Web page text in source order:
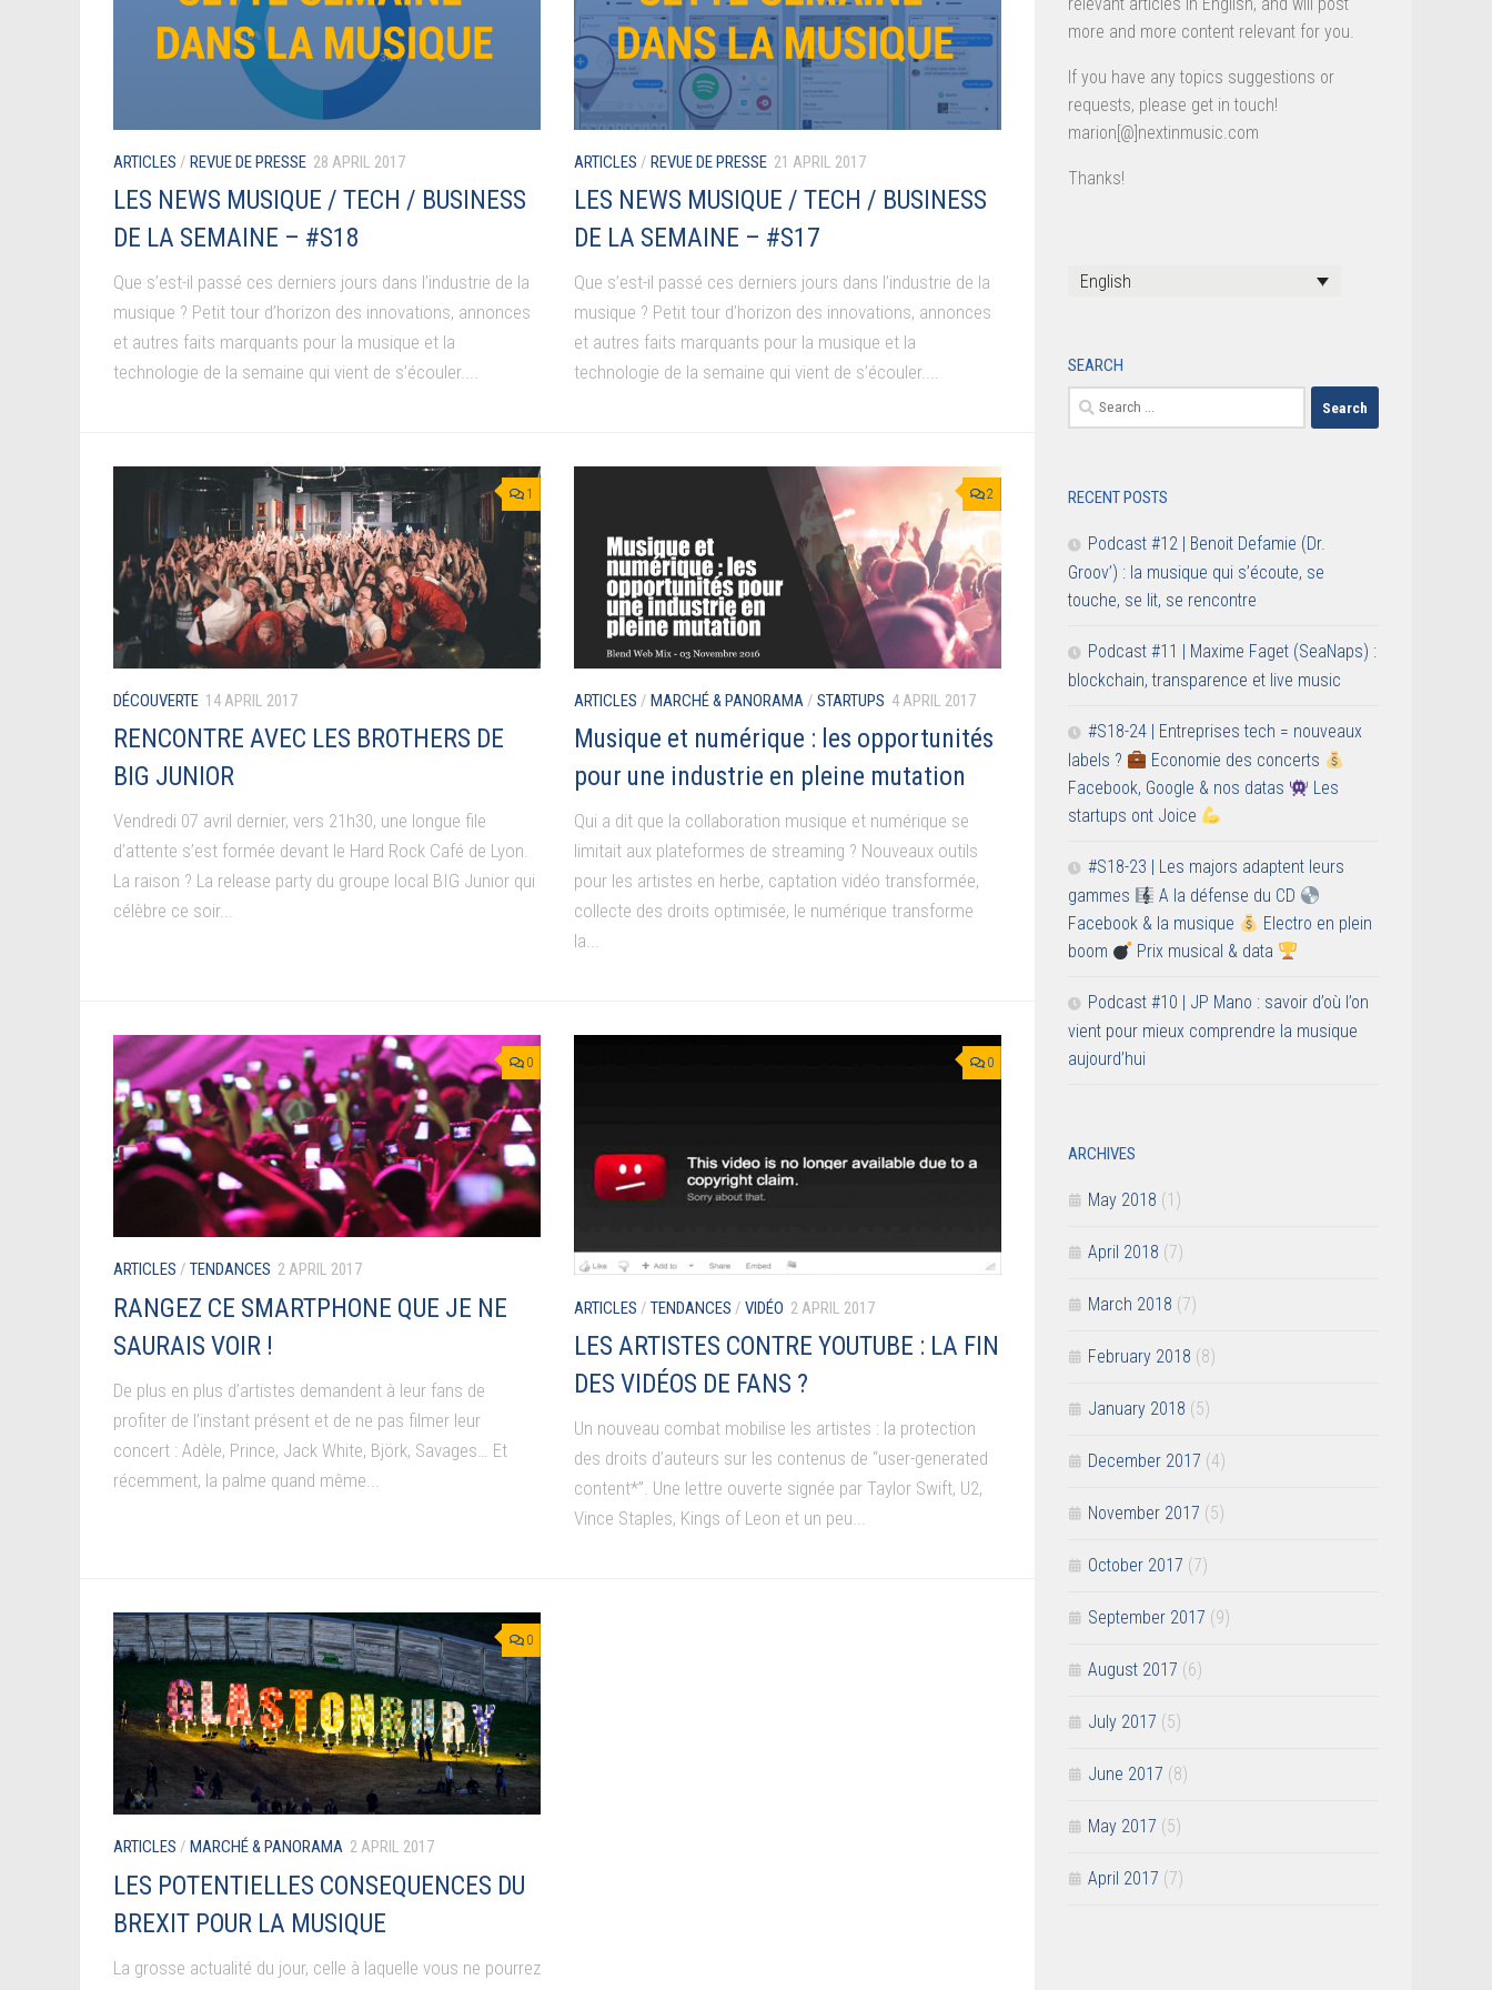
ARTICLES / REVUE DE PRESSE 28 APRIL 2017
LES NEWS MUSIQUE / TECH / BUSINESS
DE LA SEMAINE – #S18
Que s’est-il passé ces derniers jours dans l’industrie de la
musique ? Petit tour d’horizon des innovations, annonces
et autres faits marquants pour la musique et la
technologie de la semaine qui vient de s’écouler....
ARTICLES / REVUE DE PRESSE 21 APRIL 2017
LES NEWS MUSIQUE / TECH / BUSINESS
DE LA SEMAINE – #S17
Que s’est-il passé ces derniers jours dans l’industrie de la
musique ? Petit tour d’horizon des innovations, annonces
et autres faits marquants pour la musique et la
technologie de la semaine qui vient de s’écouler....
1
DÉCOUVERTE 14 APRIL 2017
RENCONTRE AVEC LES BROTHERS DE
BIG JUNIOR
Vendredi 07 avril dernier, vers 21h30, une longue file
d’attente s’est formée devant le Hard Rock Café de Lyon.
La raison ? La release party du groupe local BIG Junior qui
célèbre ce soir...
2
ARTICLES / MARCHÉ & PANORAMA/ STARTUPS 4 APRIL 2017
Musique et numérique : les opportunités
pour une industrie en pleine mutation
Qui a dit que la collaboration musique et numérique se
limitait aux plateformes de streaming ? Nouveaux outils
pour les artistes en herbe, captation vidéo transformée,
collecte des droits optimisée, le numérique transforme
la...
0
ARTICLES / TENDANCES 2 APRIL 2017
RANGEZ CE SMARTPHONE QUE JE NE
SAURAIS VOIR !
De plus en plus d’artistes demandent à leur fans de
profiter de l’instant présent et de ne pas filmer leur
concert : Adèle, Prince, Jack White, Björk, Savages… Et
récemment, la palme quand même...
0
ARTICLES / TENDANCES / VIDÉO 2 APRIL 2017
LES ARTISTES CONTRE YOUTUBE : LA FIN
DES VIDÉOS DE FANS ?
Un nouveau combat mobilise les artistes : la protection
des droits d’auteurs sur les contenus de “user-generated
content*”. Une lettre ouverte signée par Taylor Swift, U2,
Vince Staples, Kings of Leon et un peu...
0
ARTICLES / MARCHÉ & PANORAMA 2 APRIL 2017
LES POTENTIELLES CONSEQUENCES DU
BREXIT POUR LA MUSIQUE
La grosse actualité du jour, celle à laquelle vous ne pourrez
more and more content relevant for you.
If you have any topics suggestions or
requests, please get in touch!
marion[@]nextinmusic.com
Thanks!
English
SEARCH
Search
for:
RECENT POSTS
Podcast #12 | Benoit Defamie (Dr.
Groov’) : la musique qui s’écoute, se
touche, se lit, se rencontre
Podcast #11 | Maxime Faget (SeaNaps) :
blockchain, transparence et live music
#S18-24 | Entreprises tech = nouveaux
labels ?
Economie des concerts
Facebook, Google & nos datas
Les
startups ont Joice
#S18-23 | Les majors adaptent leurs
gammes
A la défense du CD
Facebook & la musique
Electro en plein
boom
Prix musical & data
Podcast #10 | JP Mano : savoir d’où l’on
vient pour mieux comprendre la musique
aujourd’hui
ARCHIVES
May 2018 (1)
April 2018 (7)
March 2018 (7)
February 2018 (8)
January 2018 (5)
December 2017 (4)
November 2017 (5)
October 2017 (7)
September 2017 (9)
August 2017 (6)
July 2017 (5)
June 2017 (8)
May 2017 (5)
April 2017 (7)